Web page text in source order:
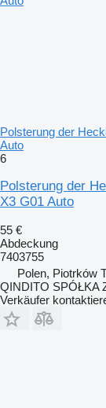
Polsterung der
Auto
6
Polsterung der
X3 G01 Auto
55 €
Abdeckung
7403755
Polen, Piotrków
QINDITO SPÓŁKA
Verkäufer